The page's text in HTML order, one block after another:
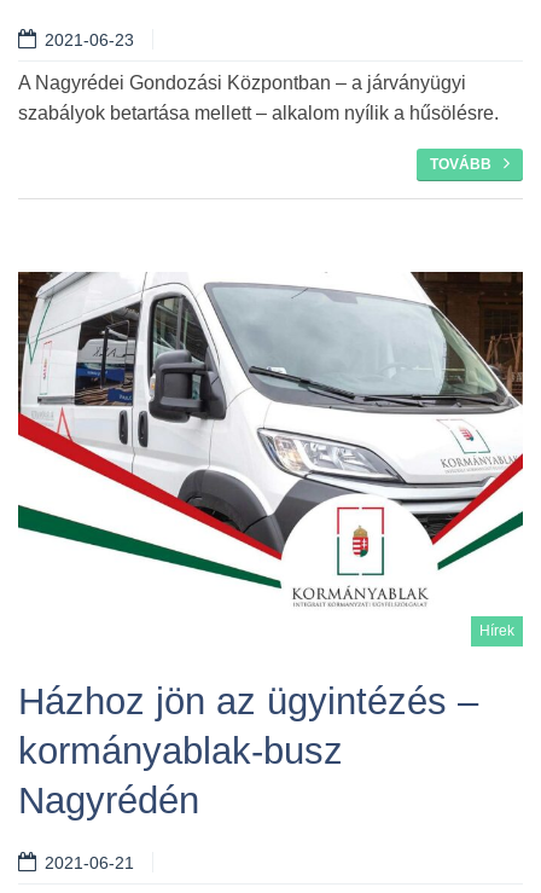
2021-06-23
A Nagyrédei Gondozási Központban – a járványügyi
szabályok betartása mellett – alkalom nyílik a hűsölésre.
TOVÁBB
Hírek
Házhoz jön az ügyintézés –
kormányablak-busz
Nagyrédén
2021-06-21